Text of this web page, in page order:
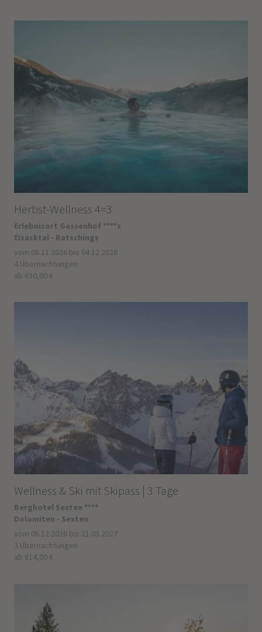
Herbst-Wellness 4=3
Erlebnisort Gassenhof ****s
Eisacktal - Ratschings
vom 08.11.2026 bis 04.12.2026
4 Übernachtungen
ab 630,00 €
Wellness & Ski mit Skipass | 3 Tage
Berghotel Sexten ****
Dolomiten - Sexten
vom 06.12.2026 bis 21.03.2027
3 Übernachtungen
ab 814,00 €